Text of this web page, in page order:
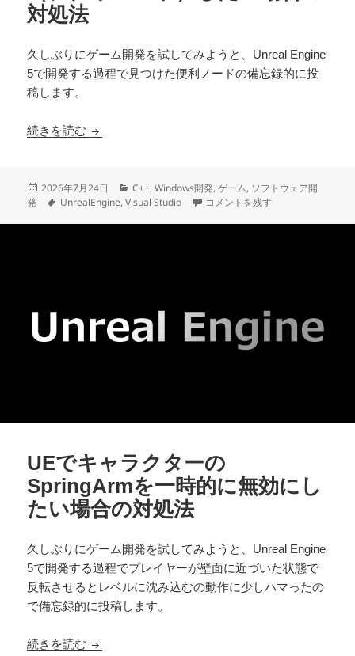
対処法
久しぶりにゲーム開発を試してみようと、Unreal Engine
5で開発する過程で見つけた便利ノードの備忘録的に投
稿します。
続きを読む UEで変数をインクリメント（デクリメント）し
投
稿
2026年7月24日
カ
テ
C++,Windows開発,ゲーム, ソフトウェア開
発
タ
UnrealEngine,Visual Studio UEで変数をインクリメント（デ
コメントを残す
UEでキャラクターの
SpringArmを一時的に無効にし
たい場合の対処法
久しぶりにゲーム開発を試してみようと、Unreal Engine
5で開発する過程でプレイヤーが壁面に近づいた状態で
反転させるとレベルに沈み込むの動作に少しハマったの
で備忘録的に投稿します。
続きを読む UEでキャラクターのSpringArmを一時的に無効